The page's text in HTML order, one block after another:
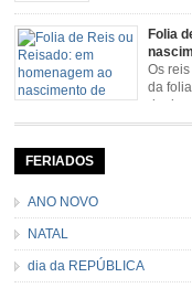
Senhora da Piedade (MG) e
pela Estrada Real. Quarto
Folia
Os
da
de
seu contramestre lideram a
FERIADOS
ANO NOVO
NATAL
dia da REPÚBLICA